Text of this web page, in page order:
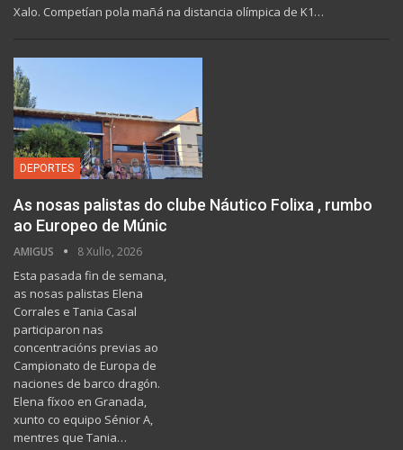
Xalo. Competían pola mañá na distancia olímpica de K1…
DEPORTES
As nosas palistas do clube Náutico Folixa , rumbo
ao Europeo de Múnic
AMIGUS 8 Xullo, 2026
Esta pasada fin de semana,
as nosas palistas Elena
Corrales e Tania Casal
participaron nas
concentracións previas ao
Campionato de Europa de
naciones de barco dragón.
Elena fíxoo en Granada,
xunto co equipo Sénior A,
mentres que Tania…